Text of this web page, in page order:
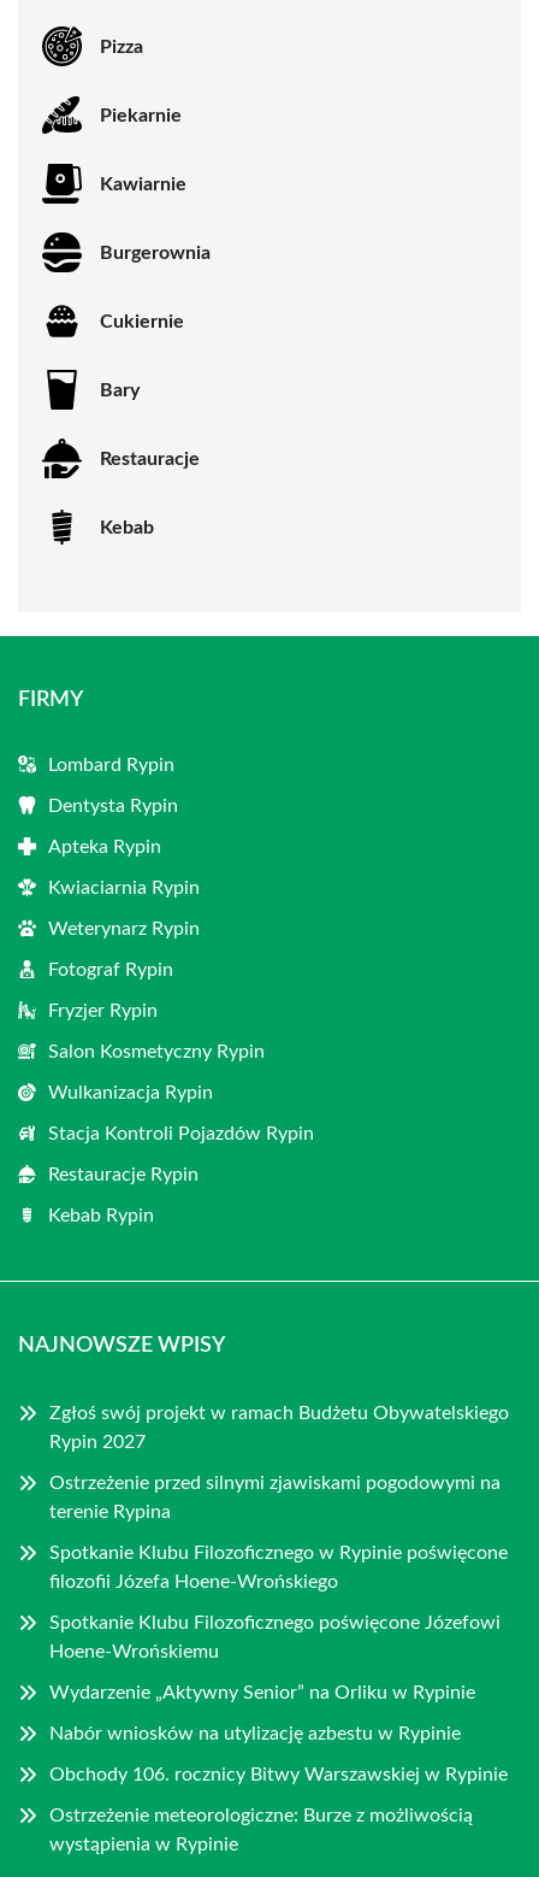
Pizza
Piekarnie
Kawiarnie
Burgerownia
Cukiernie
Bary
Restauracje
Kebab
FIRMY
Lombard Rypin
Dentysta Rypin
Apteka Rypin
Kwiaciarnia Rypin
Weterynarz Rypin
Fotograf Rypin
Fryzjer Rypin
Salon Kosmetyczny Rypin
Wulkanizacja Rypin
Stacja Kontroli Pojazdów Rypin
Restauracje Rypin
Kebab Rypin
NAJNOWSZE WPISY
Zgłoś swój projekt w ramach Budżetu Obywatelskiego
Rypin 2027
Ostrzeżenie przed silnymi zjawiskami pogodowymi na
terenie Rypina
Spotkanie Klubu Filozoficznego w Rypinie poświęcone
filozofii Józefa Hoene-Wrońskiego
Spotkanie Klubu Filozoficznego poświęcone Józefowi
Hoene-Wrońskiemu
Wydarzenie „Aktywny Senior” na Orliku w Rypinie
Nabór wniosków na utylizację azbestu w Rypinie
Obchody 106. rocznicy Bitwy Warszawskiej w Rypinie
Ostrzeżenie meteorologiczne: Burze z możliwością
wystąpienia w Rypinie